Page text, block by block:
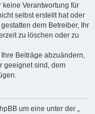
Verantwortung für
selbst erstellt hat oder
dem Betreiber, Ihr
zu löschen oder zu
Beiträge abzuändern,
geeignet sind, dem
um eine unter der „